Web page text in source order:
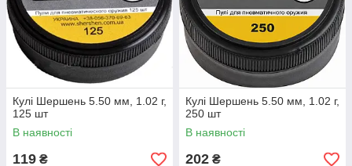
Кулі Шершень 5.50 мм, 1.02 г,
125 шт
В наявності
119 ₴
Кулі Шершень 5.50 мм, 1.02 г,
250 шт
В наявності
202 ₴